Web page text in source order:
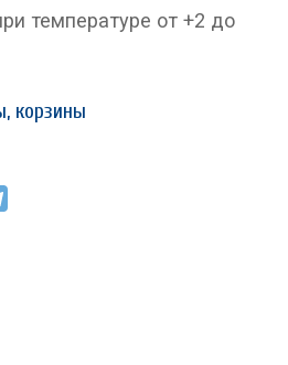
температуре от +2 до
корзины